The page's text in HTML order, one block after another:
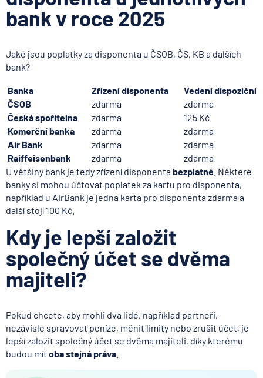
bank v roce 2025
Jaké jsou poplatky za disponenta u ČSOB, ČS, KB a dalších
bank?
Banka Zřízení disponenta
Vedení
ČSOB
zdarma
zdarma
Česká spořitelna
zdarma
125 Kč
Komerční banka
zdarma
zdarma
Air Bank
zdarma
zdarma
Raiffeisenbank
zdarma
zdarma
U většiny bank je tedy zřízení disponenta bezplatné . Některé
banky si mohou účtovat poplatek za kartu pro disponenta,
například u AirBank je jedna karta pro disponenta zdarma a
další stojí 100 Kč.
Kdy je lepší založit
společný účet se dvěma
majiteli?
Pokud chcete, aby mohli dva lidé, například partneři,
nezávisle spravovat peníze, měnit limity nebo zrušit účet, je
lepší založit společný účet se dvěma majiteli, díky kterému
budou mít oba stejná práva